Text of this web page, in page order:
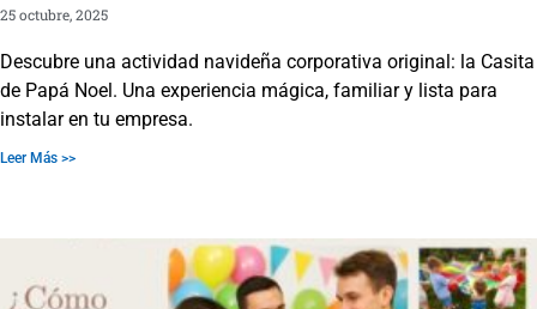
25 octubre, 2025
Descubre una actividad navideña corporativa original: la Casita
de Papá Noel. Una experiencia mágica, familiar y lista para
instalar en tu empresa.
Leer Más >>